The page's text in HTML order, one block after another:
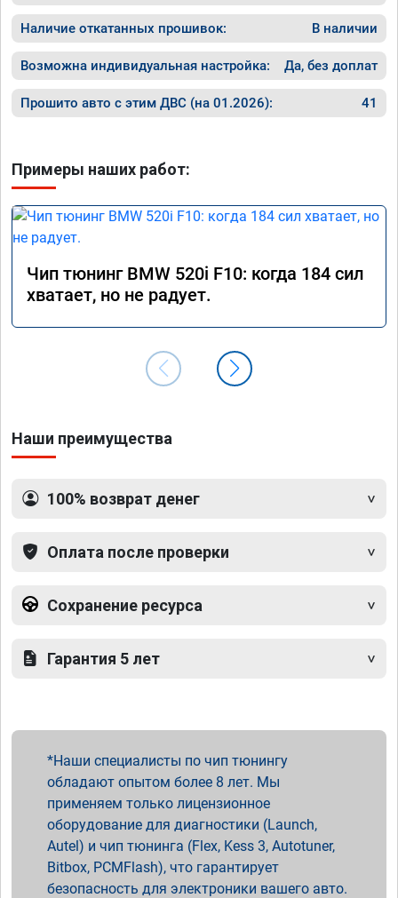
Наличие откатанных прошивок: В наличии
Возможна индивидуальная настройка: Да, без доплат
Прошито авто с этим ДВС (на 01.2026): 41
Примеры наших работ:
Чип тюнинг BMW 520i F10: когда 184 сил
хватает, но не радует.
Наши преимущества
100% возврат денег
Оплата после проверки
Сохранение ресурса
Гарантия 5 лет
Наши специалисты по чип тюнингу
обладают опытом более 8 лет. Мы
применяем только лицензионное
оборудование для диагностики (Launch,
Autel) и чип тюнинга (Flex, Kess 3, Autotuner,
Bitbox, PCMFlash), что гарантирует
безопасность для электроники вашего авто.